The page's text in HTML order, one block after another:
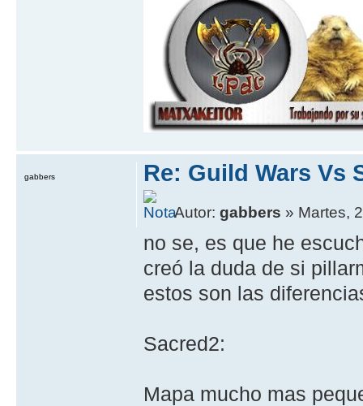
Re: Guild Wars Vs
Autor:gabbers » Martes,
no se, es que he
creó la duda de si
estos son las
Sacred2:
Mapa mucho mas
gabbers